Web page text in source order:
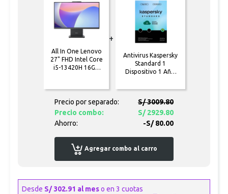
All In One Lenovo
27" FHD Intel Core
i5-13420H 16GB
(F0HM0085LD)
+
Antivirus Kaspersky
Standard 1
Dispositivo 1 Año
Precio por separado:
S/ 3009.80
Precio combo:
S/ 2929.80
Ahorro:
-S/ 80.00
Agregar combo al carro